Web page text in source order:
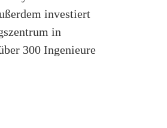
investiert
in
300 Ingenieure